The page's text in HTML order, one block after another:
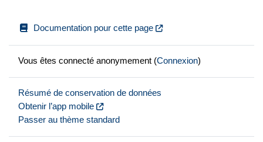
Documentation pour cette page
Vous êtes connecté anonymement (Connexion)
Résumé de conservation de données
Obtenir l’app mobile
Passer au thème standard